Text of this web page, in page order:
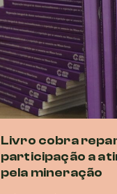
Livro cobra
participação a
pela mineração